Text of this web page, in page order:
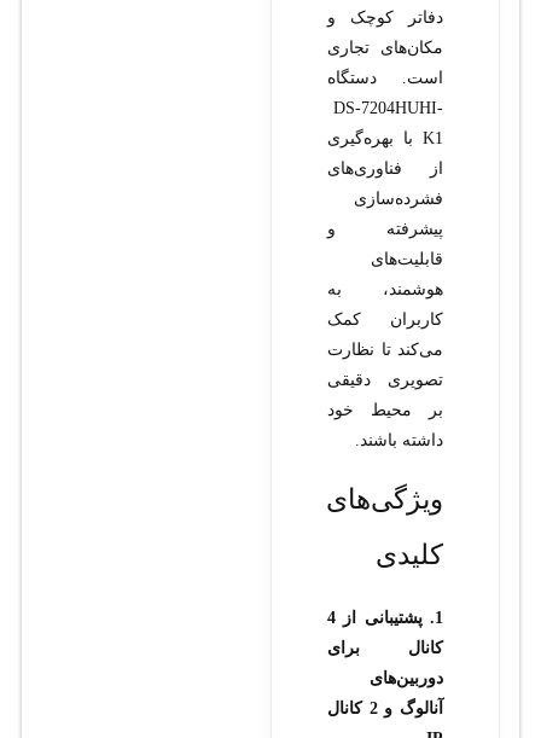
دفاتر کوچک و
مکان‌های تجاری
است. دستگاه
DS-7204HUHI-
K1 با بهره‌گیری
از فناوری‌های
فشرده‌سازی
پیشرفته و
قابلیت‌های
هوشمند، به
کاربران کمک
می‌کند تا نظارت
تصویری دقیقی
بر محیط خود
داشته باشند.
ویژگی‌های
کلیدی
1. پشتیبانی از 4
کانال برای
دوربین‌های
آنالوگ و 2 کانال